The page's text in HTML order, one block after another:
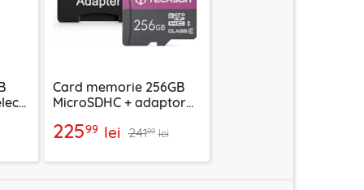
Card memorie 256GB
MicroSDHC + adaptor
22599 lei 24199 lei